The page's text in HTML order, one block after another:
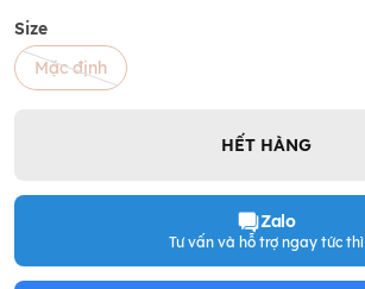
Size
Mặc định
HẾT HÀNG
Zalo
Tư vấn và hỗ trợ ngay tức thì